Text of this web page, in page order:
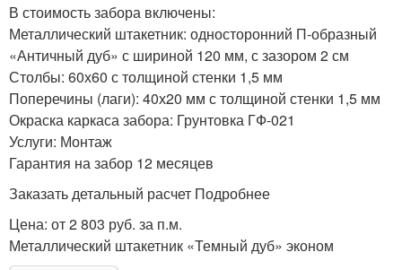
В стоимость забора включены:
Металлический штакетник: односторонний П-образный
«Античный дуб» с шириной 120 мм, с зазором 2 см
Столбы: 60х60 с толщиной стенки 1,5 мм
Поперечины (лаги): 40х20 мм с толщиной стенки 1,5 мм
Окраска каркаса забора: Грунтовка ГФ-021
Услуги: Монтаж
Гарантия на забор 12 месяцев
Заказать детальный расчет Подробнее
Цена: от 2 803 руб. за п.м.
Металлический штакетник «Темный дуб» эконом